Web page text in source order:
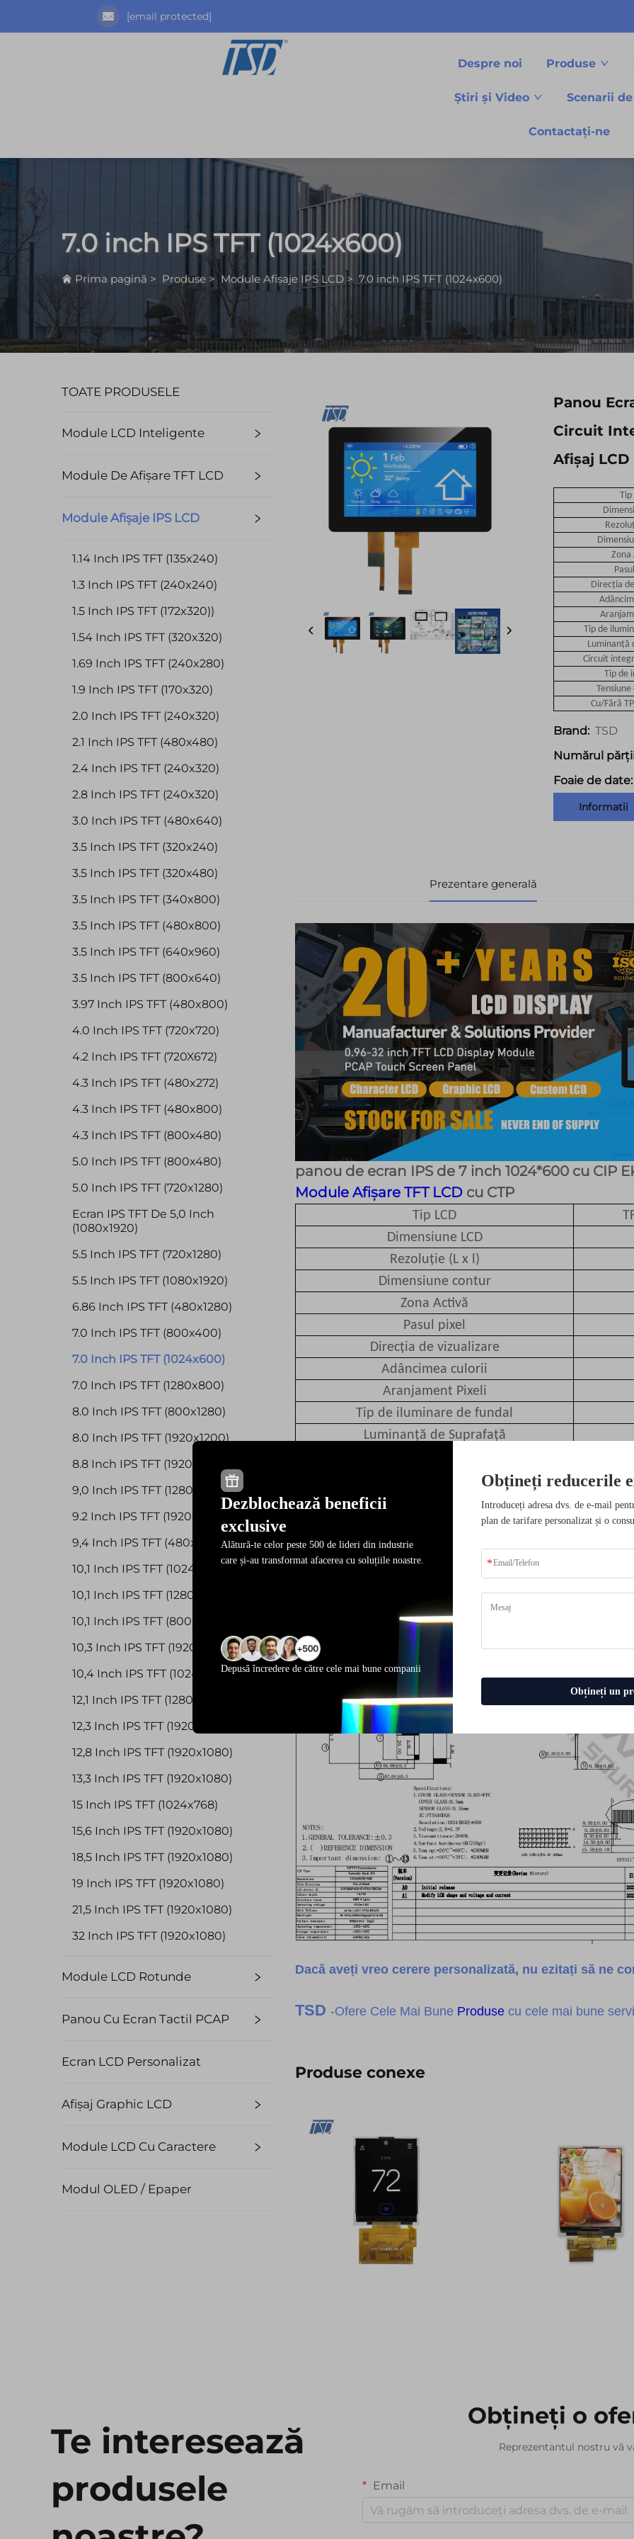
[email protected]
Despre noi Produse
Știri și Video Scenarii
Contactați-ne
7.0 inch IPS TFT (1024x600)
Prima pagină > Produse > Module Afișaje IPS LCD > 7.0 inch IPS TFT (1024x600)
TOATE PRODUSELE
Module LCD Inteligente
Module De Afișare TFT LCD
Module Afișaje IPS LCD
1.14 Inch IPS TFT (135x240)
1.3 Inch IPS TFT (240x240)
1.5 Inch IPS TFT (172x320))
1.54 Inch IPS TFT (320x320)
1.69 Inch IPS TFT (240x280)
1.9 Inch IPS TFT (170x320)
2.0 Inch IPS TFT (240x320)
2.1 Inch IPS TFT (480x480)
2.4 Inch IPS TFT (240x320)
2.8 Inch IPS TFT (240x320)
3.0 Inch IPS TFT (480x640)
3.5 Inch IPS TFT (320x240)
3.5 Inch IPS TFT (320x480)
3.5 Inch IPS TFT (340x800)
3.5 Inch IPS TFT (480x800)
3.5 Inch IPS TFT (640x960)
3.5 Inch IPS TFT (800x640)
3.97 Inch IPS TFT (480x800)
4.0 Inch IPS TFT (720x720)
4.2 Inch IPS TFT (720X672)
4.3 Inch IPS TFT (480x272)
4.3 Inch IPS TFT (480x800)
4.3 Inch IPS TFT (800x480)
5.0 Inch IPS TFT (800x480)
5.0 Inch IPS TFT (720x1280)
Ecran IPS TFT De 5,0 Inch
(1080x1920)
5.5 Inch IPS TFT (720x1280)
5.5 Inch IPS TFT (1080x1920)
6.86 Inch IPS TFT (480x1280)
7.0 Inch IPS TFT (800x400)
7.0 Inch IPS TFT (1024x600)
7.0 Inch IPS TFT (1280x800)
8.0 Inch IPS TFT (800x1280)
8.0 Inch IPS TFT (1920x1200)
8.8 Inch IPS TFT (1920X480)
9,0 Inch IPS TFT (1280x720)
9.2 Inch IPS TFT (1920x384)
9,4 Inch IPS TFT (480x1920)
10,1 Inch IPS TFT (1024x600)
10,1 Inch IPS TFT (1280x800)
10,1 Inch IPS TFT (800x1280)
10,3 Inch IPS TFT (1920x720)
10,4 Inch IPS TFT (1024x768)
12,1 Inch IPS TFT (1280x800)
12,3 Inch IPS TFT (1920x720)
12,8 Inch IPS TFT (1920x1080)
13,3 Inch IPS TFT (1920x1080)
15 Inch IPS TFT (1024x768)
15,6 Inch IPS TFT (1920x1080)
18,5 Inch IPS TFT (1920x1080)
19 Inch IPS TFT (1920x1080)
21,5 Inch IPS TFT (1920x1080)
32 Inch IPS TFT (1920x1080)
Module LCD Rotunde
Panou Cu Ecran Tactil PCAP
Ecran LCD Personalizat
Afișaj Graphic LCD
Module LCD Cu Caractere
Modul OLED / Epaper
Panou
Circuit
Afișaj LCD
Tip
Zona
Direcția
Tip de
Luminanță
Circuit
Tip de
Cu/Fără
Brand: TSD
Numărul
Foaie de date:
Informatii
Prezentare generală
panou de ecran IPS de 7 inch 1024*600 cu CIP
Module Afișare TFT LCD cu CTP
Tip LCD
Dimensiune LCD
Rezoluție (L x l)
Dimensiune contur
Zona Activă
Pasul pixel
Direcția de vizualizare
Adâncimea culorii
Aranjament Pixeli
Tip de iluminare de fundal
Luminanță de Suprafață
Tensiune de intrare
Cu/Fără TP sau Lentilă
Dacă aveți vreo cerere personalizată, nu ezitați să ne
TSD -Ofere Cele Mai Bune Produse cu cele mai bune
Produse conexe
Te interesează
produsele
Obțineți o
Reprezentantul nostru vă
Email
Dezblochează beneficii
exclusive
Alătură-te celor peste 500 de lideri din industrie
care și-au transformat afacerea cu soluțiile noastre.
Depusă încredere de către cele mai bune companii
Obțineți reducerile
Introduceți adresa dvs. de e-mail
plan de tarifare personalizat și o
Obțineți un